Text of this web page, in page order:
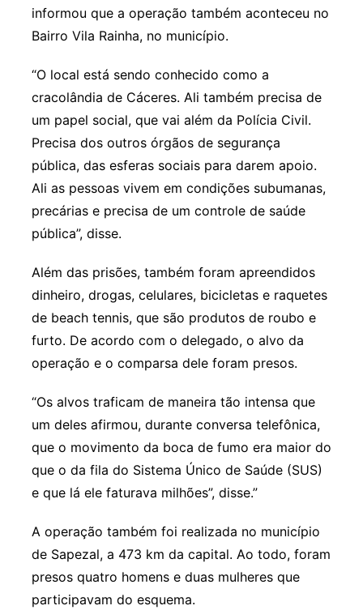
informou que a operação também aconteceu no
Bairro Vila Rainha, no município.
“O local está sendo conhecido como a
cracolândia de Cáceres. Ali também precisa de
um papel social, que vai além da Polícia Civil.
Precisa dos outros órgãos de segurança
pública, das esferas sociais para darem apoio.
Ali as pessoas vivem em condições subumanas,
precárias e precisa de um controle de saúde
pública”, disse.
Além das prisões, também foram apreendidos
dinheiro, drogas, celulares, bicicletas e raquetes
de beach tennis, que são produtos de roubo e
furto. De acordo com o delegado, o alvo da
operação e o comparsa dele foram presos.
“Os alvos traficam de maneira tão intensa que
um deles afirmou, durante conversa telefônica,
que o movimento da boca de fumo era maior do
que o da fila do Sistema Único de Saúde (SUS)
e que lá ele faturava milhões”, disse.”
A operação também foi realizada no município
de Sapezal, a 473 km da capital. Ao todo, foram
presos quatro homens e duas mulheres que
participavam do esquema.